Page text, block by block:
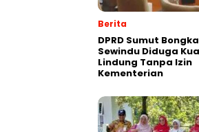
Berita
DPRD Sumut
Sewindu Diduga
Lindung Tanpa Izin
Kementerian